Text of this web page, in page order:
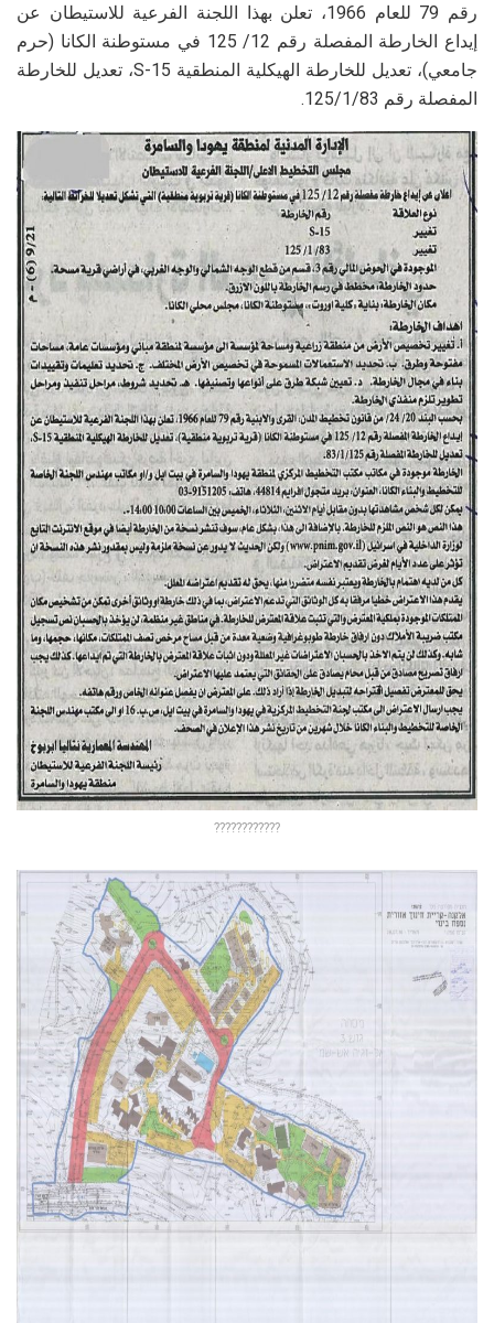
رقم 79 للعام 1966، تعلن بهذا اللجنة الفرعية للاستيطان عن
إيداع الخارطة المفصلة رقم 12/ 125 في مستوطنة الكانا (حرم
جامعي)، تعديل للخارطة الهيكلية المنطقية S-15، تعديل للخارطة
المفصلة رقم 125/1/83.
????????????